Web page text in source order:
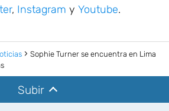
, Instagram y Youtube.
Sophie Turner se encuentra en Lima
Subir